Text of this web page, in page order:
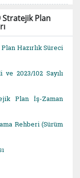
Stratejik Plan
Hazırlık Süreci
2023/102 Sayılı
Plan İş-Zaman
Rehberi (Sürüm